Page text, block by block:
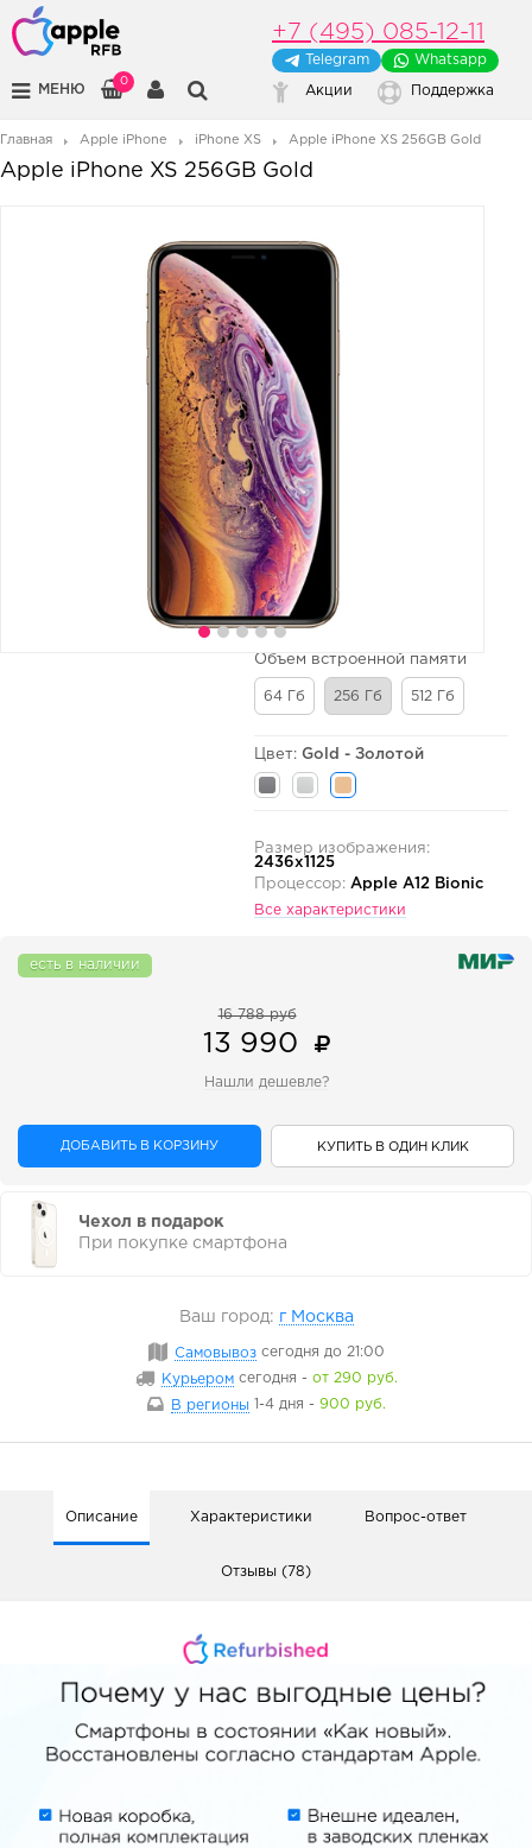
МЕНЮ
0
+7 (495) 085-12-11
Telegram Whatsapp
Акции Поддержка
Главная Apple iPhone iPhone XS Apple iPhone XS 256GB Gold
Apple iPhone XS 256GB Gold
Объем встроенной памяти
64 Гб 256 Гб 512 Гб
Цвет: Gold - Золотой
Размер изображения:
2436x1125
Процессор: Apple A12 Bionic
Все характеристики
есть в наличии
16 788 руб
13 990
Нашли дешевле?
ДОБАВИТЬ В КОРЗИНУ КУПИТЬ В ОДИН КЛИК
Чехол в подарок
При покупке смартфона
Ваш город: г Москва
Самовывоз сегодня до 21:00
Курьером сегодня - от 290 руб.
В регионы
1-4 дня - 900 руб.
Описание Характеристики Вопрос-ответ
Отзывы (78)